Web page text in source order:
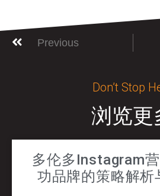
Previous
Don’t Stop
浏览更
多伦多Instagram
功品牌的策略解析